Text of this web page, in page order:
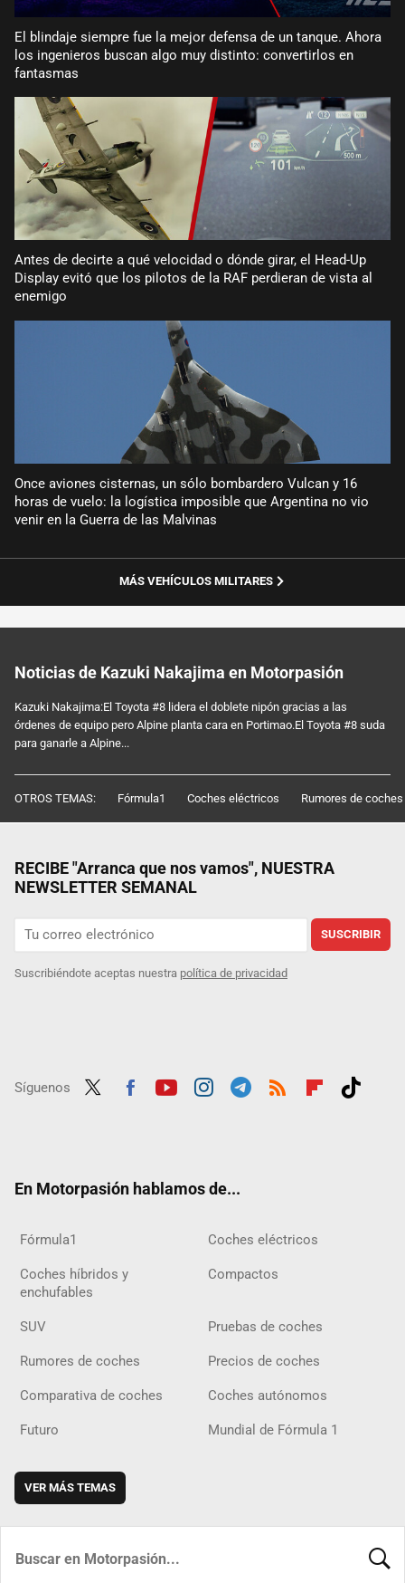
El blindaje siempre fue la mejor defensa de un tanque. Ahora
los ingenieros buscan algo muy distinto: convertirlos en
fantasmas
Antes de decirte a qué velocidad o dónde girar, el Head-Up
Display evitó que los pilotos de la RAF perdieran de vista al
enemigo
Once aviones cisternas, un sólo bombardero Vulcan y 16
horas de vuelo: la logística imposible que Argentina no vio
venir en la Guerra de las Malvinas
MÁS VEHÍCULOS MILITARES
Noticias de Kazuki Nakajima en Motorpasión
Kazuki Nakajima:El Toyota #8 lidera el doblete nipón gracias a las
órdenes de equipo pero Alpine planta cara en Portimao.El Toyota #8 suda
para ganarle a Alpine...
OTROS TEMAS: Fórmula1 Coches eléctricos Rumores de coches
RECIBE "Arranca que nos vamos", NUESTRA
NEWSLETTER SEMANAL
SUSCRIBIR
Suscribiéndote aceptas nuestra política de privacidad
Síguenos
En Motorpasión hablamos de...
Fórmula1 Coches eléctricos
Coches híbridos y
enchufables
Compactos
SUV Pruebas de coches
Rumores de coches Precios de coches
Comparativa de coches Coches autónomos
Futuro Mundial de Fórmula 1
VER MÁS TEMAS